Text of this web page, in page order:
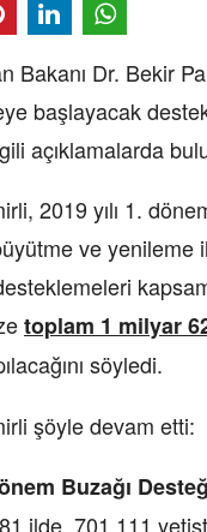
Bakanı Dr. Bekir
başlayacak
açıklamalarda
2019 yılı 1.
ve yenileme
toplam 1 milyar
söyledi.
şöyle devam etti:
Buzağı
81 ilde, 701.111